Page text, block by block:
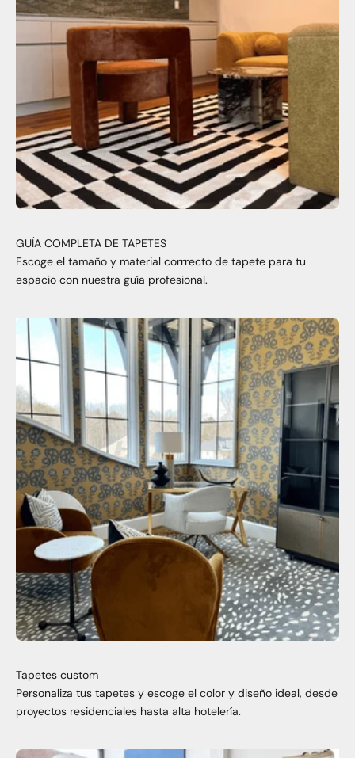
GUÍA COMPLETA DE TAPETES
Escoge el tamaño y material corrrecto de tapete para tu
espacio con nuestra guía profesional.
Tapetes custom
Personaliza tus tapetes y escoge el color y diseño ideal, desde
proyectos residenciales hasta alta hotelería.